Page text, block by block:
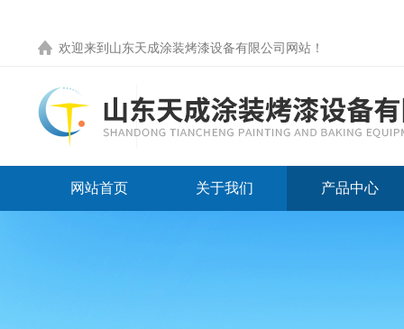
欢迎来到 山东天成涂装烤漆设备有限公司网站 ！
网站首页 关于我们 产品中心